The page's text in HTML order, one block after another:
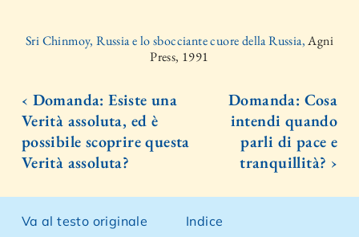
Sri Chinmoy, Russia e lo sbocciante cuore della Russia,Agni
Press, 1991
‹ Domanda: Esiste una
Verità assoluta, ed è
possibile scoprire questa
Verità assoluta?
Domanda: Cosa
intendi quando
parli di pace e
tranquillità? ›
Va al testo originale Indice